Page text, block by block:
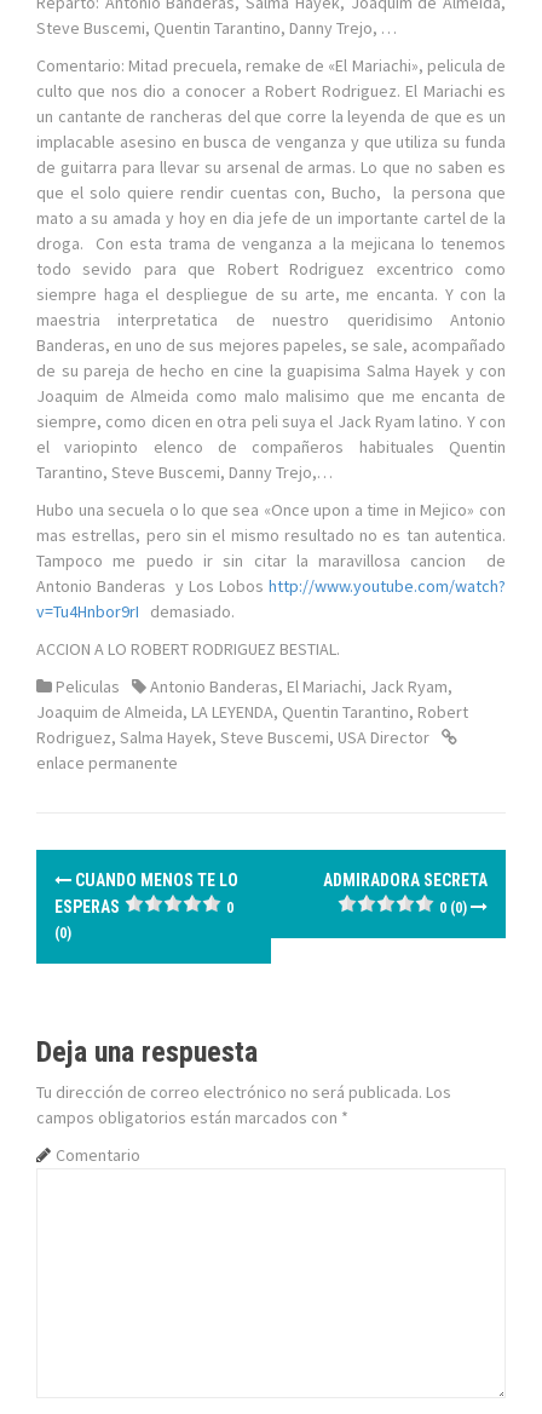
Steve Buscemi, Quentin Tarantino, Danny Trejo, …
Comentario: Mitad precuela, remake de «El Mariachi», pelicula de
culto que nos dio a conocer a Robert Rodriguez. El Mariachi es
un cantante de rancheras del que corre la leyenda de que es un
implacable asesino en busca de venganza y que utiliza su funda
de guitarra para llevar su arsenal de armas. Lo que no saben es
que el solo quiere rendir cuentas con, Bucho, la persona que
mato a su amada y hoy en dia jefe de un importante cartel de la
droga. Con esta trama de venganza a la mejicana lo tenemos
todo sevido para que Robert Rodriguez excentrico como
siempre haga el despliegue de su arte, me encanta. Y con la
maestria interpretatica de nuestro queridisimo Antonio
Banderas, en uno de sus mejores papeles, se sale, acompañado
de su pareja de hecho en cine la guapisima Salma Hayek y con
Joaquim de Almeida como malo malisimo que me encanta de
siempre, como dicen en otra peli suya el Jack Ryam latino. Y con
el variopinto elenco de compañeros habituales Quentin
Tarantino, Steve Buscemi, Danny Trejo,…
Hubo una secuela o lo que sea «Once upon a time in Mejico» con
mas estrellas, pero sin el mismo resultado no es tan autentica.
Tampoco me puedo ir sin citar la maravillosa cancion de
Antonio Banderas y Los Lobos http://www.youtube.com/watch?
v=Tu4Hnbor9rI demasiado.
ACCION A LO ROBERT RODRIGUEZ BESTIAL.
Peliculas
Antonio Banderas, El Mariachi, Jack Ryam,
Joaquim de Almeida, LA LEYENDA, Quentin Tarantino, Robert
Rodriguez, Salma Hayek, Steve Buscemi, USA Director
enlace permanente
N
v
g
a
c
CUANDO MENOS TE LO
ESPERAS
0
(0)
ADMIRADORA SECRETA
0 (0)
Deja una respuesta
Tu dirección de correo electrónico no será publicada. Los
campos obligatorios están marcados con *
Comentario